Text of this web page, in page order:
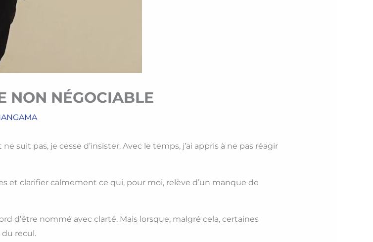
NON NÉGOCIABLE
suit pas, je cesse d’insister. Avec le temps, j’ai appris à ne pas réagir
et clarifier calmement ce qui, pour moi, relève d’un manque de
d’être nommé avec clarté. Mais lorsque, malgré cela, certaines
recul.